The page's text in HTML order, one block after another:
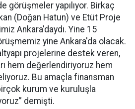
görüşmeler yapılıyor. Birkaç
(Doğan Hatun) ve Etüt Proje
Ankara'daydı. Yine 15
yine Ankara'da olacak.
projelerine destek veren,
hem değerlendiriyoruz hem
Bu amaçla finansman
kurum ve kuruluşla
demişti.